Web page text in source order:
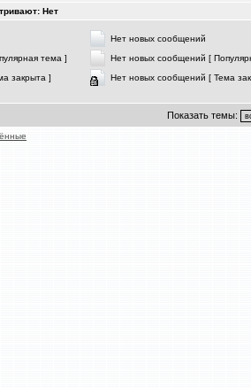
Нет
Нет новых сообщений
тема ]
Нет новых сообщений [
закрыта ]
Нет новых сообщений [ Тема
Показать темы: